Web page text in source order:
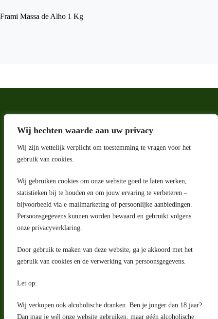
Wij hechten waarde aan uw privacy
Wij zijn wettelijk verplicht om toestemming te vragen voor het
gebruik van cookies.
Wij gebruiken cookies om onze website goed te laten werken,
statistieken bij te houden en om jouw ervaring te verbeteren –
bijvoorbeeld via e-mailmarketing of persoonlijke aanbiedingen.
Persoonsgegevens kunnen worden bewaard en gebruikt volgens
onze privacyverklaring.
Door gebruik te maken van deze website, ga je akkoord met het
gebruik van cookies en de verwerking van persoonsgegevens.
Let op:
Wij verkopen ook alcoholische dranken. Ben je jonger dan 18 jaar?
Dan mag je wél onze website gebruiken, maar géén alcoholische
Frami Massa de Alho 1 Kg
Adres
Riga 4 E
2993 LW Barendrecht
Nederland
Contact
klantenservice@portugeseproducten.nl
Facebook
Herroepingsrecht